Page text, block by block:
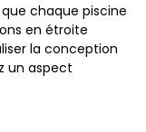
chaque piscine
en étroite
la conception
un aspect